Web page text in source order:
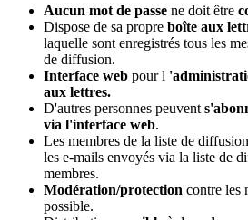
Aucun mot de passe ne doit être
Dispose de sa propre boîte aux
laquelle sont enregistrés tous les
de diffusion.
Interface web pour l
aux lettres.
D'autres personnes peuvent
via l'interface web.
Les membres de la liste de
les e-mails envoyés via la liste de
membres.
Modération/protection contre les
possible.